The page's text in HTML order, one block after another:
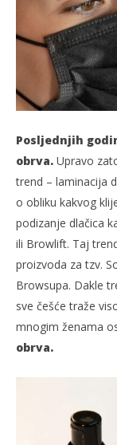
Posljednjih
obrva. Upravo
trend – laminacija
o obliku kakvog
podizanje dlačica
ili Browlift. Taj
proizvoda za tzv.
Browsupa. Dakle
sve češće traže
mnogim ženama
obrva.